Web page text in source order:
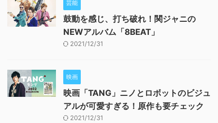
芸能
鼓動を感じ、打ち破れ！関ジャニの
NEWアルバム「8BEAT」
2021/12/31
映画
映画「TANG」ニノとロボットのビジュ
アルが可愛すぎる！原作も要チェック
2021/12/31